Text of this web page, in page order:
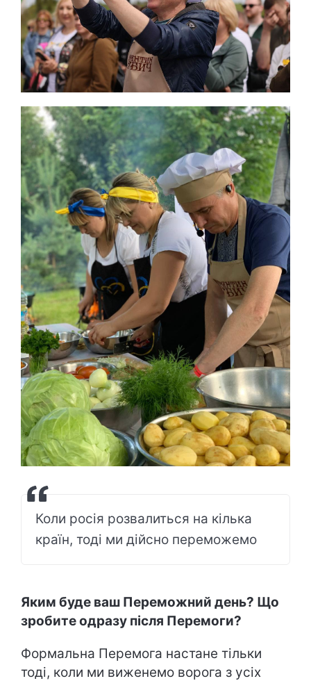
Коли росія розвалиться на кілька
країн, тоді ми дійсно переможемо
Яким буде ваш Переможний день? Що
зробите одразу після Перемоги?
Формальна Перемога настане тільки
тоді, коли ми виженемо ворога з усіх